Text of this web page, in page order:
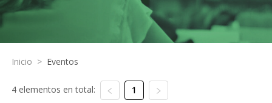
Inicio > Eventos
4 elementos en total: 1